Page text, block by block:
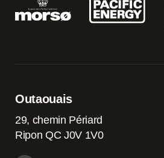
Outaouais
29, chemin Périard
Ripon QC J0V 1V0